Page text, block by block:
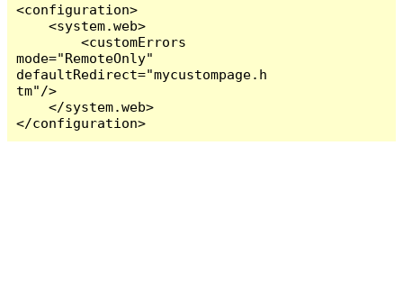
<configuration>
    <system.web>
        <customErrors
mode="RemoteOnly"
defaultRedirect="mycustompage.h
tm"/>
    </system.web>
</configuration>